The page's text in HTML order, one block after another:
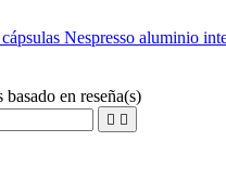
Nespresso aluminio
basado en reseña(s)
 